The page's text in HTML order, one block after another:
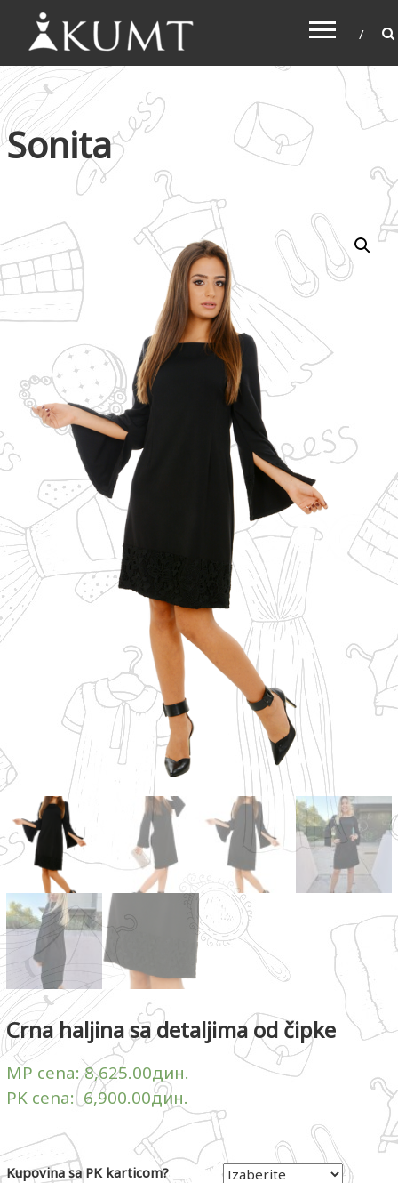
KUMT
Haljine online
Sonita
Crna haljina sa detaljima od čipke
MP cena:8,625.00дин.
PK cena: 6,900.00дин.
Kupovina sa PK karticom?